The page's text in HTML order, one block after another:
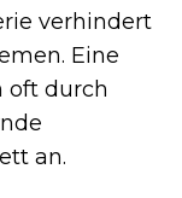
verhindert
Eine
oft durch
an.